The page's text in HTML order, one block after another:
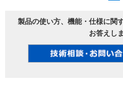
製品の使い方、機能・仕様に関
お答えし